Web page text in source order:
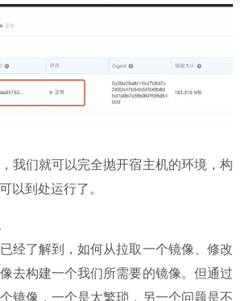
我们就可以完全抛开宿主机的环境，构
以到处运行了。
经了解到，如何从拉取一个镜像、修改
去构建一个我们所需要的镜像。但通过
镜像，一个是太繁琐，另一个问题是不